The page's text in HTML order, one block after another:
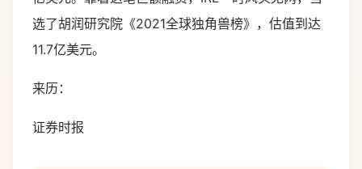
选了胡润研究院《2021全球独角兽榜》，估值到达
11.7亿美元。
来历：
证券时报